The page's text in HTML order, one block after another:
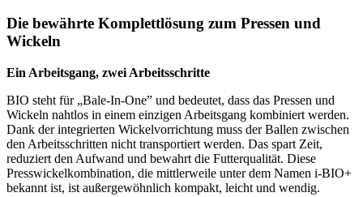
Die bewährte Komplettlösung zum Pressen und
Wickeln
Ein Arbeitsgang, zwei Arbeitsschritte
BIO steht für „Bale-In-One” und bedeutet, dass das Pressen und
Wickeln nahtlos in einem einzigen Arbeitsgang kombiniert werden.
Dank der integrierten Wickelvorrichtung muss der Ballen zwischen
den Arbeitsschritten nicht transportiert werden. Das spart Zeit,
reduziert den Aufwand und bewahrt die Futterqualität. Diese
Presswickelkombination, die mittlerweile unter dem Namen i-BIO+
bekannt ist, ist außergewöhnlich kompakt, leicht und wendig.